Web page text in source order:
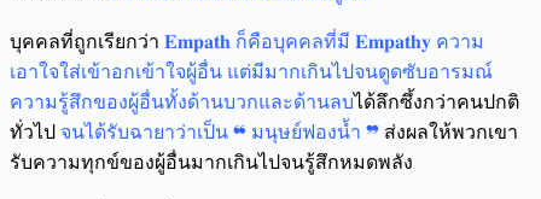
บุคคลที่ถูกเรียกว่า 𝐄𝐦𝐩𝐚𝐭𝐡 ก็คือบุคคลที่มี 𝐄𝐦𝐩𝐚𝐭𝐡𝐲 ความ
เอาใจใส่เข้าอกเข้าใจผู้อื่น แต่มีมากเกินไปจนดูดซับอารมณ์
ความรู้สึกของผู้อื่นทั้งด้านบวกและด้านลบได้ลึกซึ้งกว่าคนปกติ
ทั่วไป จนได้รับฉายาว่าเป็น ❝ มนุษย์ฟองน้ำ ❞ ส่งผลให้พวกเขา
รับความทุกข์ของผู้อื่นมากเกินไปจนรู้สึกหมดพลัง